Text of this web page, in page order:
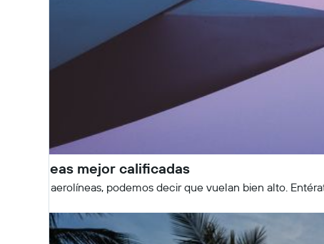
Aerolíneas mejor calificadas
Sobre las aerolíneas, podemos decir que vuelan bien alto.